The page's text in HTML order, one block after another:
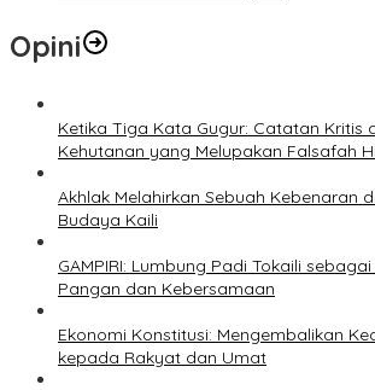
Opini
Ketika Tiga Kata Gugur: Catatan Kritis
Kehutanan yang Melupakan Falsafah
Akhlak Melahirkan Sebuah Kebenaran
Budaya Kaili
GAMPIRI: Lumbung Padi Tokaili
Pangan dan Kebersamaan
Ekonomi Konstitusi: Mengembalikan
kepada Rakyat dan Umat